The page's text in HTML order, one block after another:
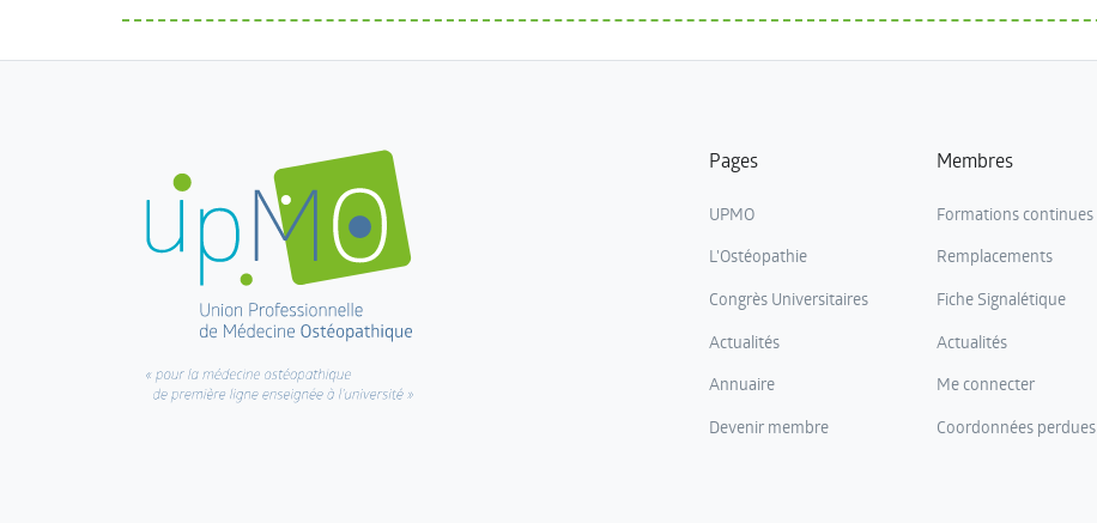
Pages
UPMO
L'Ostéopathie
Congrès Universitaires
Actualités
Annuaire
Devenir membre
Membres
Formations continues
Remplacements
Fiche Signalétique
Actualités
Me connecter
Coordonnées perdues